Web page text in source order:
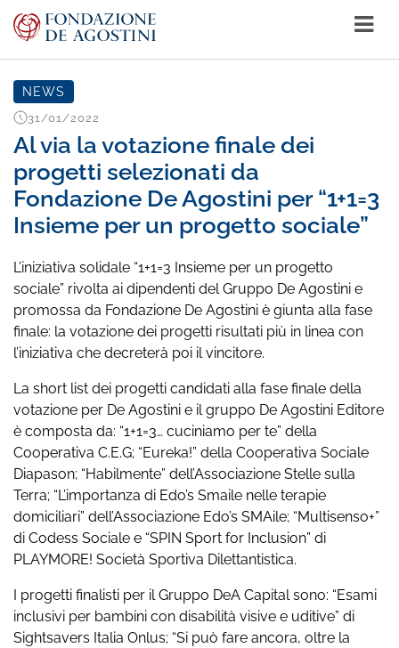
NEWS
31/01/2022
Al via la votazione finale dei
progetti selezionati da
Fondazione De Agostini per “1+1=3
Insieme per un progetto sociale”
L’iniziativa solidale “1+1=3 Insieme per un progetto
sociale” rivolta ai dipendenti del Gruppo De Agostini e
promossa da Fondazione De Agostini è giunta alla fase
finale: la votazione dei progetti risultati più in linea con
l’iniziativa che decreterà poi il vincitore.
La short list dei progetti candidati alla fase finale della
votazione per De Agostini e il gruppo De Agostini Editore
è composta da: “1+1=3… cuciniamo per te” della
Cooperativa C.E.G; “Eureka!” della Cooperativa Sociale
Diapason; “Habilmente” dell’Associazione Stelle sulla
Terra; “L’importanza di Edo’s Smaile nelle terapie
domiciliari” dell’Associazione Edo’s SMAile; “Multisenso+”
di Codess Sociale e “SPIN Sport for Inclusion” di
PLAYMORE! Società Sportiva Dilettantistica.
I progetti finalisti per il Gruppo DeA Capital sono: “Esami
inclusivi per bambini con disabilità visive e uditive” di
Sightsavers Italia Onlus; “Si può fare ancora, oltre la